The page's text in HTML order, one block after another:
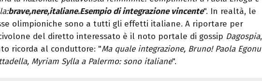
brave,nere,italiane.Esempio di integrazione vincente". In realtà, le
olimpioniche sono a tutti gli effetti italiane. A riportare per
del diretto interessato è il noto portale di gossip Dagospia,
ricorda al conduttore: "Ma quale integrazione, Bruno! Paola Egonu
Myriam Sylla a Palermo: sono italiane".